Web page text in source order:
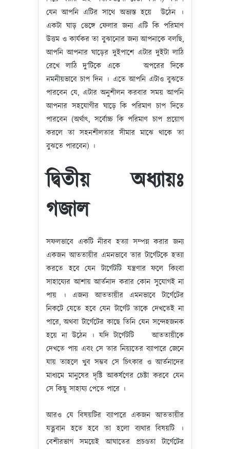
যেন আপনি এটির সাথে অভ্যস্ত হয়ে উঠেন ।
একটা ঘাড় ভেঙ্গে ফেলার জন্য এটি কি পরিমাণ
উত্তম ও কার্যকর তা বুঝানোর জন্য আপনাকে বলছি,
আপনি আপনার ঘাড়ের দুইপাশে এটার দুইটা লাঠি
রেখে লাঠি দু’টিকে একে অপরের দিকে
নমনীয়ভাবে চাপ দিন । এতে আপনি এটাও বুঝতে
পারবেন যে, এটার অনুশীলন করবার সময় আপনি
আপনার সহযোগীর ঘাড়ে কি পরিমাণ চাপ দিতে
পারবেন (অর্থাৎ, সর্বোচ্চ কি পরিমাণ চাপ প্রয়োগ
করলে তা সহনশীলতার সীমার মাঝে থাকে তা
বুঝতে পারবেন) ।
দ্বিতীয় অধ্যায়ঃ
গজাল
সফলভাবে একটি নীরব হত্যা সম্পন্ন করার জন্য
একজন আততায়ীর এমনভাবে তার টার্গেটকে হত্যা
করতে হবে যেন টার্গেটটি যন্ত্রণার ফলে কিংবা
সাহায্যের আশায় আর্তনাদ করার কোন সুযোগই না
পায় । এজন্য আততায়ীর এমনভাবে টার্গেটের
নিকটে যেতে হবে যেন টার্গেট তাকে দেখতেই না
পারে, অথবা টার্গেটের কাছে তিনি যেন সন্দেহজনক
হয়ে না উঠেন । যদি টার্গেটটি আততায়ীকে
দেখতে পায় এবং সে তার নিয়্যতের ব্যাপারে জেনে
যায় তাহলে খুব সম্ভব সে চিৎকার ও আর্তনাদের
মাধ্যমে মানুষের দৃষ্টি আকর্ষণের চেষ্টা করবে যেন
সে কিছু সাহায্য পেতে পারে ।
আরও যে বিষয়টির ব্যাপারে একজন আততায়ীর
যত্নবান হতে হবে তা হলো ব্যথার বিষয়টি ।
বেশীরভাগ সময়েই আঘাতের প্রচণ্ডতা টার্গেটের